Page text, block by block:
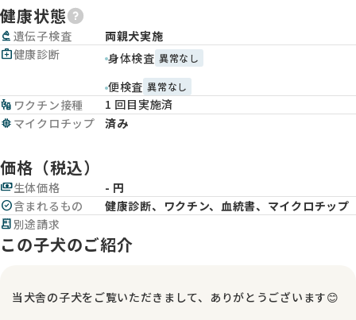
健康状態
biotech 遺伝子検査
両親犬実施
medical_services健康診断 身体検査 異常なし
便検査 異常なし
vaccines ワクチン接種
1 回目実施済
memory マイクロチップ 済み
価格（税込）
payments生体価格
- 円
check_circle含まれるもの
健康診断、ワクチン、血統書、マイクロチップ
receipt_long別途請求
この子犬のご紹介
当犬舎の子犬をご覧いただきまして、ありがとうございます😊